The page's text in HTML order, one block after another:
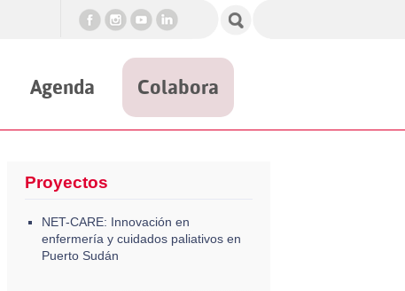
Agenda Colabora
Proyectos
NET-CARE: Innovación en
enfermería y cuidados paliativos en
Puerto Sudán